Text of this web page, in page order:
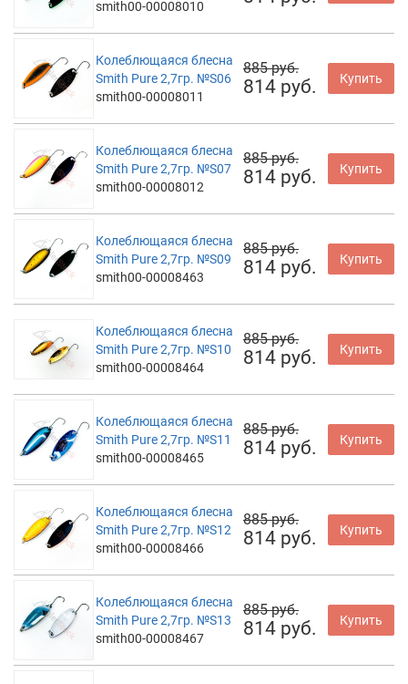
smith00-00008010
Колеблющаяся блесна
Smith Pure 2,7гр. №S06
smith00-00008011
885 руб.
814 руб. Купить
Колеблющаяся блесна
Smith Pure 2,7гр. №S07
smith00-00008012
885 руб.
814 руб. Купить
Колеблющаяся блесна
Smith Pure 2,7гр. №S09
smith00-00008463
885 руб.
814 руб. Купить
Колеблющаяся блесна
Smith Pure 2,7гр. №S10
smith00-00008464
885 руб.
814 руб. Купить
Колеблющаяся блесна
Smith Pure 2,7гр. №S11
smith00-00008465
885 руб.
814 руб. Купить
Колеблющаяся блесна
Smith Pure 2,7гр. №S12
smith00-00008466
885 руб.
814 руб. Купить
Колеблющаяся блесна
Smith Pure 2,7гр. №S13
smith00-00008467
885 руб.
814 руб. Купить